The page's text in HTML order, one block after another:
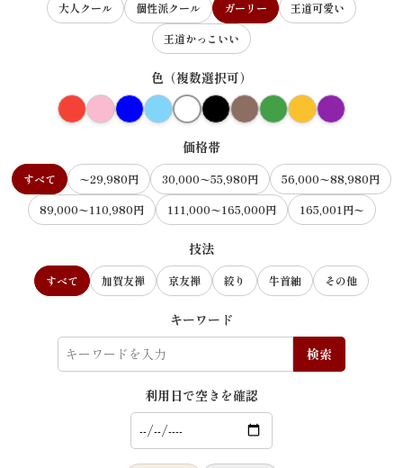
大人クール
個性派クール ガーリー
王道可愛い
王道かっこいい
色（複数選択可）
価格帯
すべて 〜29,980円 30,000〜55,980円
56,000〜88,980円
89,000〜110,980円
111,000〜165,000円 165,001円〜
技法
すべて 加賀友禅 京友禅 絞り 牛首紬 その他
キーワード
検索
利用日で空きを確認